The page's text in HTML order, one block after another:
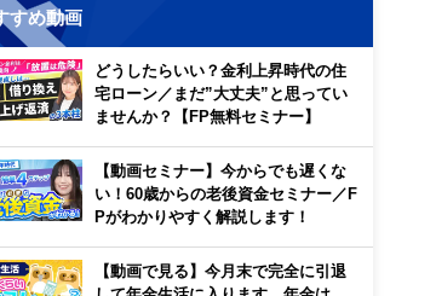
すめ動画
どうしたらいい？金利上昇時代の住
宅ローン／まだ”大丈夫”と思ってい
ませんか？【FP無料セミナー】
【動画セミナー】今からでも遅くな
い！60歳からの老後資金セミナー／F
Pがわかりやすく解説します！
【動画で見る】今月末で完全に引退